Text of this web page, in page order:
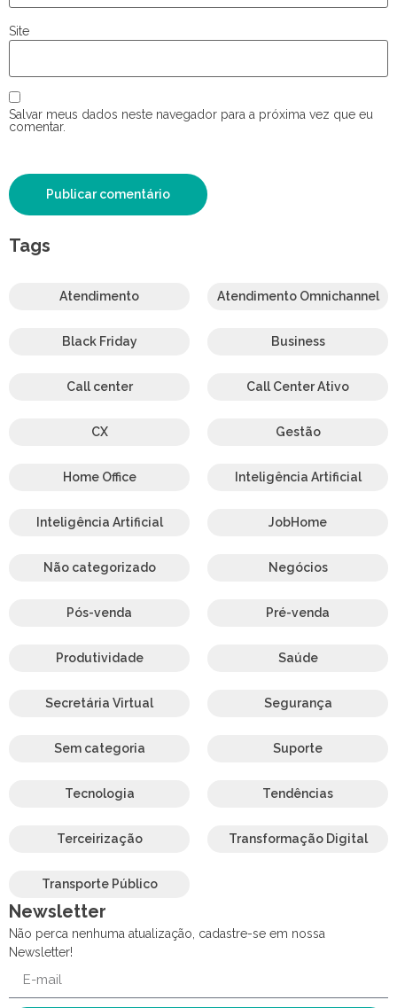
Site
Salvar meus dados neste navegador para a próxima vez que eu
comentar.
Tags
Atendimento Atendimento Omnichannel
Black Friday Business
Call center Call Center Ativo
CX Gestão
Home Office Inteligência Artificial
Inteligência Artificial JobHome
Não categorizado Negócios
Pós-venda Pré-venda
Produtividade Saúde
Secretária Virtual Segurança
Sem categoria Suporte
Tecnologia Tendências
Terceirização Transformação Digital
Transporte Público
Newsletter
Não perca nenhuma atualização, cadastre-se em nossa
Newsletter!